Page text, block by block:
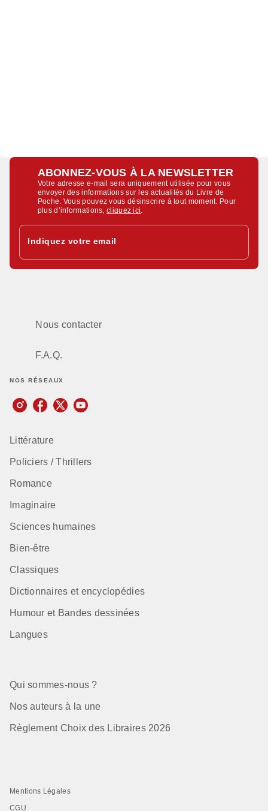
ABONNEZ-VOUS À LA NEWSLETTER
Votre adresse e-mail sera uniquement utilisée pour vous
envoyer des informations sur les actualités du Livre de
Poche. Vous pouvez vous désinscrire à tout moment. Pour
plus d’informations,cliquez ici.
Indiquez votre email
Nous contacter
F.A.Q.
NOS RÉSEAUX
Littérature
Policiers / Thrillers
Romance
Imaginaire
Sciences humaines
Bien-être
Classiques
Dictionnaires et encyclopédies
Humour et Bandes dessinées
Langues
Qui sommes-nous ?
Nos auteurs à la une
Règlement Choix des Libraires 2026
Mentions Légales
CGU